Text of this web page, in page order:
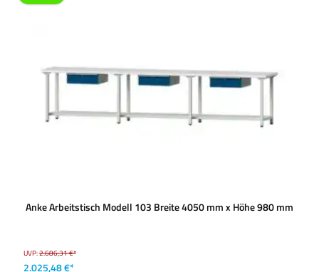
Anke Arbeitstisch Modell 103 Breite 4050 mm x Höhe 980 mm
UVP:2.686,31 €*
2.025,48 €*